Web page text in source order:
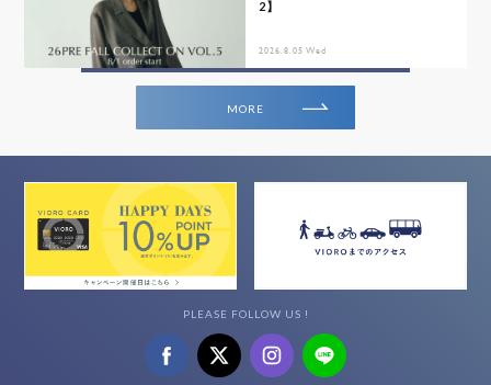
2】
2026.8.05 Wed
MORE
PLEASE FOLLOW US !